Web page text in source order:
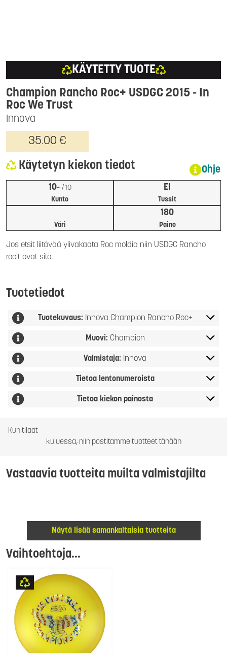
KÄYTETTY TUOTE
Innova
Champion Rancho Roc+ USDGC 2015 - In
Roc We Trust
35.00 €
Käytetyn kiekon tiedot Ohje
Kunto
10- / 10
Tussit
EI
Väri Paino
180
Jos etsit liitävää ylivakaata Roc moldia niin USDGC Rancho
rocit ovat sitä.
Tuotetiedot
Tuotekuvaus: Innova Champion Rancho Roc+
Muovi: Champion
Valmistaja: Innova
Tietoa lentonumeroista
Tietoa kiekon painosta
Kun tilaat
kuluessa, niin postitamme tuotteet tänään
Vastaavia tuotteita muilta valmistajilta
Näytä lisää samankaltaisia tuotteita
Vaihtoehtoja...